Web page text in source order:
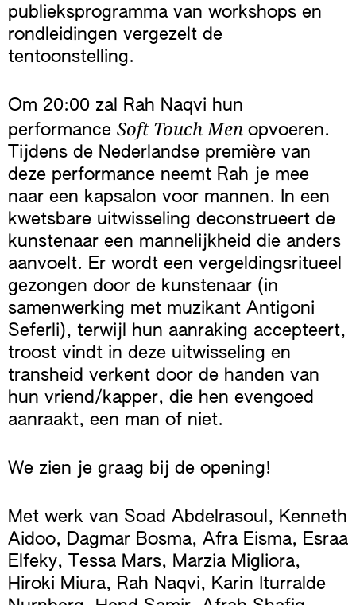
publieksprogramma van workshops en
rondleidingen vergezelt de
tentoonstelling.
Om 20:00 zal Rah Naqvi hun
performance Soft Touch Men opvoeren.
Tijdens de Nederlandse première van
deze performance neemt Rah je mee
naar een kapsalon voor mannen. In een
kwetsbare uitwisseling deconstrueert de
kunstenaar een mannelijkheid die anders
aanvoelt. Er wordt een vergeldingsritueel
gezongen door de kunstenaar (in
samenwerking met muzikant Antigoni
Seferli), terwijl hun aanraking accepteert,
troost vindt in deze uitwisseling en
transheid verkent door de handen van
hun vriend/kapper, die hen evengoed
aanraakt, een man of niet.
We zien je graag bij de opening!
Met werk van Soad Abdelrasoul, Kenneth
Aidoo, Dagmar Bosma, Afra Eisma, Esraa
Elfeky, Tessa Mars, Marzia Migliora,
Hiroki Miura, Rah Naqvi, Karin Iturralde